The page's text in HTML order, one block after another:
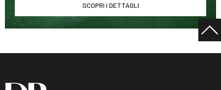
SCOPRI I DETTAGLI